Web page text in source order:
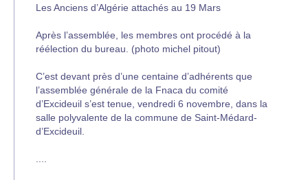
Les Anciens d’Algérie attachés au 19 Mars
Après l’assemblée, les membres ont procédé à la
réélection du bureau. (photo michel pitout)
C’est devant près d’une centaine d’adhérents que
l’assemblée générale de la Fnaca du comité
d’Excideuil s’est tenue, vendredi 6 novembre, dans la
salle polyvalente de la commune de Saint-Médard-
d’Excideuil.